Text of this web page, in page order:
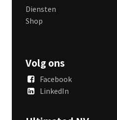
Diensten
Shop
Volg ons
Facebook
LinkedIn